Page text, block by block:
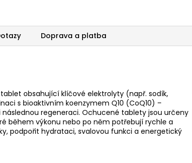
Doprava a platba
obsahující klíčové elektrolyty (např. sodík,
s bioaktivním koenzymem Q10 (CoQ10) –
regeneraci. Ochucené tablety jsou určeny
během výkonu nebo po něm potřebují rychle a
podpořit hydrataci, svalovou funkci a energetický